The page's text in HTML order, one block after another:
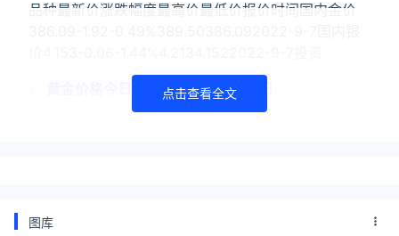
品种最新价涨跌幅度最高价最低价报价时间国内金价
黄金价格今日最新价2022年9月6日
黄金价格今日最新价2022年9月4日
点击查看全文
图库